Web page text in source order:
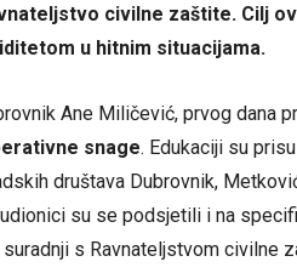
civilne zaštite. Cilj
u hitnim situacijama.
Ane Miličević, prvog dana
snage. Edukaciji su
društava Dubrovnik,
su se podsjetili i na
s Ravnateljstvom civilne